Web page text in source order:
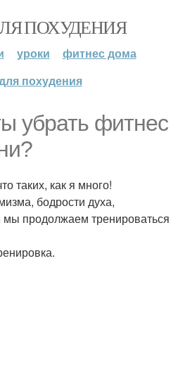
ПОХУДЕНИЯ
уроки
фитнес дома
похудения
убрать фитнес
таких, как я много!
бодрости духа,
продолжаем тренироваться